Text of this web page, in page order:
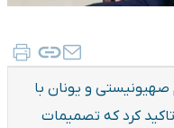
صهیونیستی و یونان با
۳۵ به آنکارا، تاکید کرد که تصمیمات